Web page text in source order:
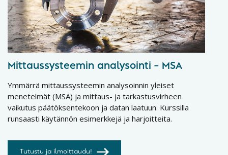
Mittaussysteemin analysointi – MSA
Ymmärrä mittaussysteemin analysoinnin yleiset
menetelmät (MSA) ja mittaus- ja tarkastusvirheen
vaikutus päätöksentekoon ja datan laatuun. Kurssilla
runsaasti käytännön esimerkkejä ja harjoitteita.
Tutustu ja ilmoittaudu!